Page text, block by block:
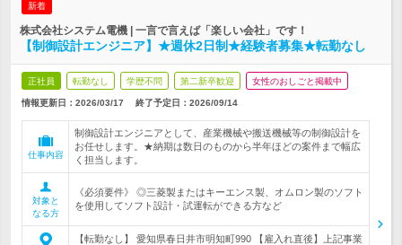
新着
株式会社システム電機 | 一言で言えば「楽しい会社」です！
【制御設計エンジニア】★週休2日制★経験者募集★転勤なし
正社員 転勤なし 学歴不問 第二新卒歓迎 女性のおしごと掲載中
情報更新日：2026/03/17 終了予定日： 2026/09/14
仕事内容
制御設計エンジニアとして、産業機械や搬送機械等の制御設計を
お任せします。★納期は数日のものから半年ほどの案件まで幅広
く担当します。
対象と
なる方
《必須要件》 ◎三菱製またはキーエンス製、オムロン製のソフト
を使用してソフト設計・試運転ができる方など
【転勤なし】 愛知県春日井市明知町990 【雇入れ直後】上記事業